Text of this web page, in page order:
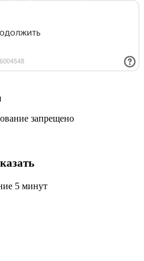
запрещено
5 минут